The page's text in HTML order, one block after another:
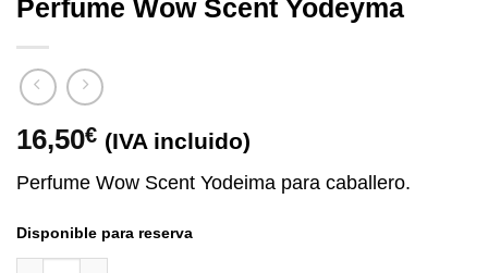
Perfume Wow Scent Yodeyma
16,50€ (IVA incluido)
Perfume Wow Scent Yodeima para caballero.
Disponible para reserva